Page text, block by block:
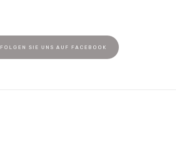
FOLGEN SIE UNS AUF FACEBOOK